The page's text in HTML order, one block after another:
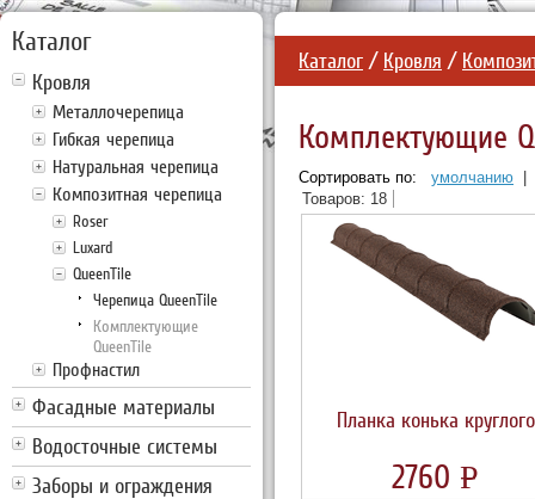
Каталог
Кровля
Металлочерепица
Гибкая черепица
Натуральная черепица
Композитная черепица
Roser
Luxard
QueenTile
Черепица QueenTile
Комплектующие
QueenTile
Профнастил
Фасадные материалы
Водосточные системы
Заборы и ограждения
Каталог / Кровля /
Комплектующие
Сортировать по: умолчанию
Товаров: 18
Планка конька круглого
2760 PУБ.